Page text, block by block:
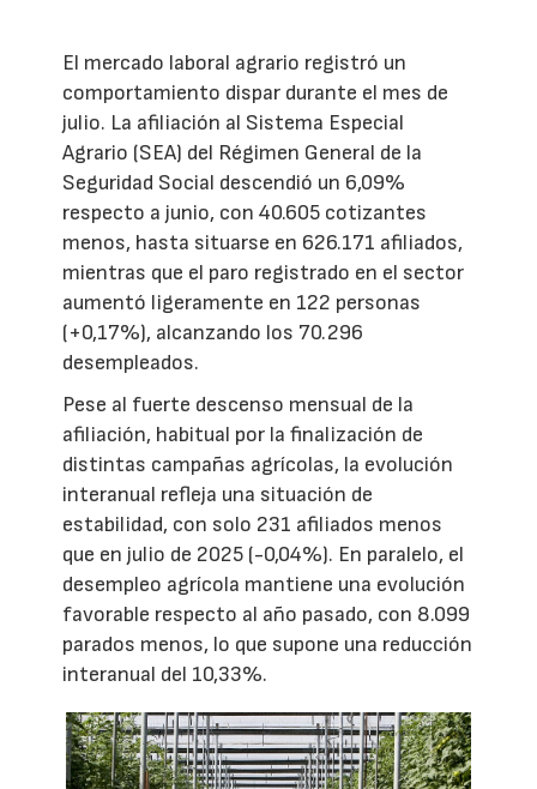
El mercado laboral agrario registró un
comportamiento dispar durante el mes de
julio. La afiliación al Sistema Especial
Agrario (SEA) del Régimen General de la
Seguridad Social descendió un 6,09%
respecto a junio, con 40.605 cotizantes
menos, hasta situarse en 626.171 afiliados,
mientras que el paro registrado en el sector
aumentó ligeramente en 122 personas
(+0,17%), alcanzando los 70.296
desempleados.
Pese al fuerte descenso mensual de la
afiliación, habitual por la finalización de
distintas campañas agrícolas, la evolución
interanual refleja una situación de
estabilidad, con solo 231 afiliados menos
que en julio de 2025 (-0,04%). En paralelo, el
desempleo agrícola mantiene una evolución
favorable respecto al año pasado, con 8.099
parados menos, lo que supone una reducción
interanual del 10,33%.